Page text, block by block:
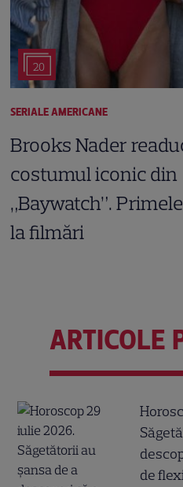
20
SERIALE AMERICANE
Brooks Nader
costumul iconic din
„Baywatch”.
la filmări
ARTICOLE
de